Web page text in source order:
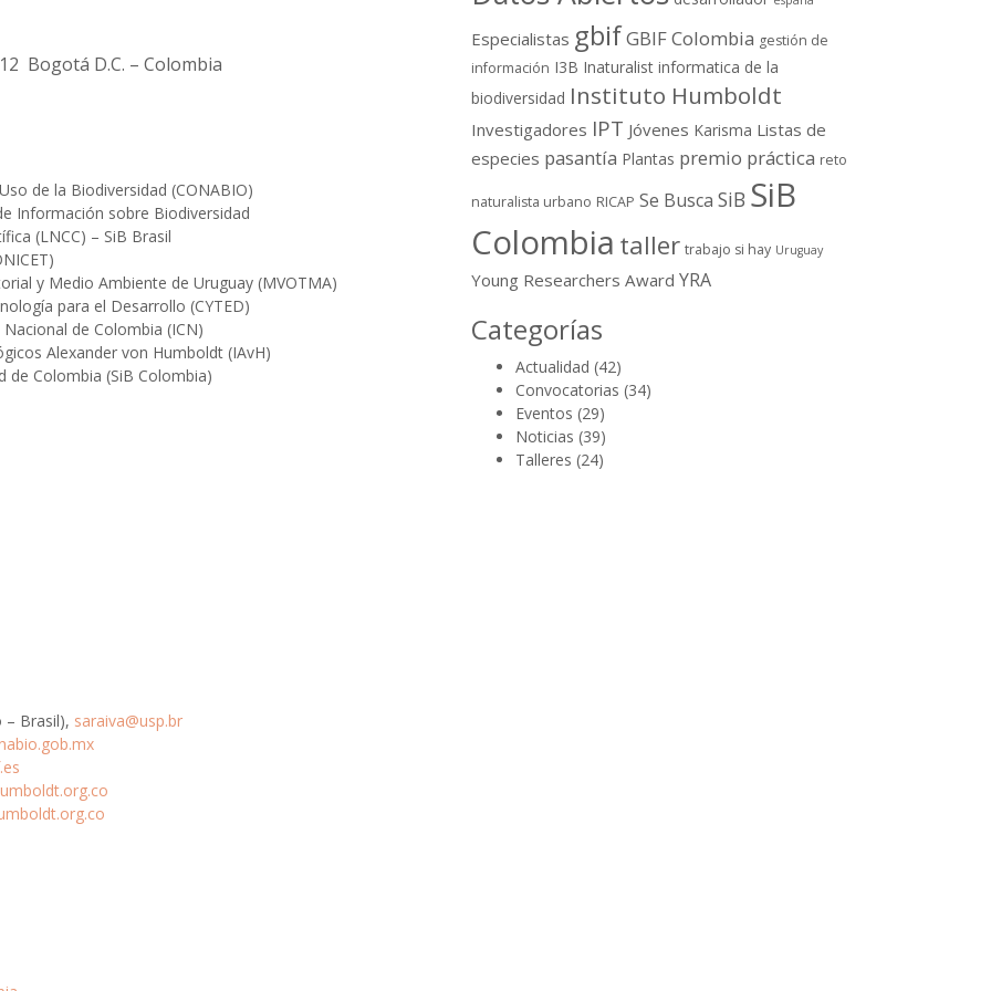
Bogotá D.C. – Colombia
de la Biodiversidad (CONABIO)
Información sobre Biodiversidad
(LNCC) – SiB Brasil
y Medio Ambiente de Uruguay (MVOTMA)
para el Desarrollo (CYTED)
de Colombia (ICN)
Alexander von Humboldt (IAvH)
de Colombia (SiB Colombia)
– Brasil), saraiva@usp.br
Especialistas gbifGBIF Colombia gestión de
información I3B Inaturalist informatica de la
biodiversidad Instituto Humboldt
Investigadores IPT Jóvenes Karisma Listas de
especies pasantía Plantas premio práctica reto
naturalista urbano RICAP Se Busca SiB SiB
Colombia taller trabajo si hay Uruguay
Young Researchers Award YRA
Categorías
Actualidad (42)
Convocatorias (34)
Eventos (29)
Noticias (39)
Talleres (24)